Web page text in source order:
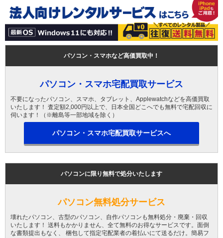
パソコン・スマホなど高価買取中！
パソコン・スマホ宅配買取サービス
不要になったパソコン、スマホ、タブレット、Applewatchなどを高価買取
いたします！ 査定額2,000円以上で、日本全国どこへでも無料で宅配回収に
伺います！（※離島等一部地域を除く）
パソコン・スマホ宅配買取サービスへ
パソコンに限り無料で処分いたします
パソコン無料処分サービス
壊れたパソコン、古型のパソコン、自作パソコンも無料処分・廃棄・回収
いたします！ 送料もかかりません、全て無料のお得なサービスです。面倒
な書類提出もなく、 梱包して指定宅配業者の着払いにて送るだけ。簡易フ